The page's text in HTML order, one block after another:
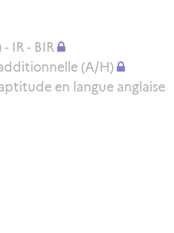
IR - BIR
(A/H)
en langue anglaise